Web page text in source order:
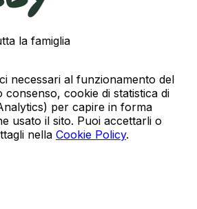
la famiglia
necessari al funzionamento del
cookie di statistica di
per capire in forma
usato il sito. Puoi accettarli o
nella Cookie Policy.